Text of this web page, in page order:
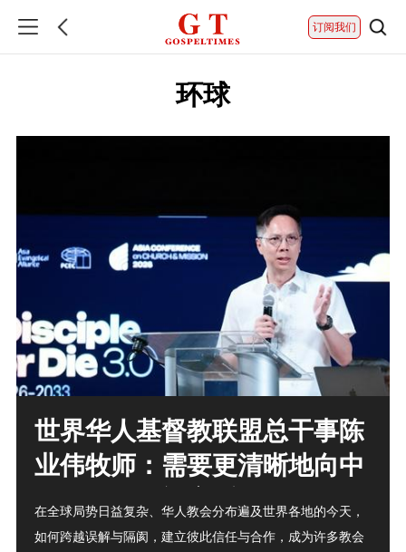
订阅我们
环球
世界华人基督教联盟总干事陈
业伟牧师：需要更清晰地向中
国教会介绍福音派
在全球局势日益复杂、华人教会分布遍及世界各地的今天，
如何跨越误解与隔阂，建立彼此信任与合作，成为许多教会